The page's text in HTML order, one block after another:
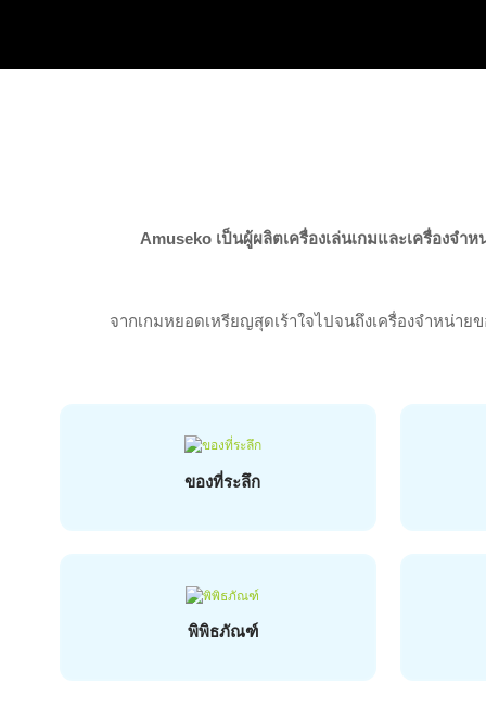
Amuseko เป็นผู้ผลิตเครื่องเล่นเกมและเครื่องจ
จากเกมหยอดเหรียญสุดเร้าใจไปจนถึงเครื่องจำหน่าย
ของที่ระลึก
พิพิธภัณฑ์